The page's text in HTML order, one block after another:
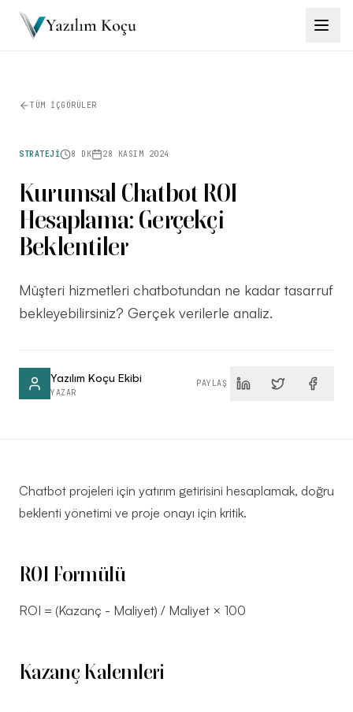
Araçlar→
İçgörüler→
→
KOÇU ·
TÜM İÇGÖRÜLER
STRATEJI 8 DK 28 KASIM 2024
Kurumsal Chatbot ROI
Hesaplama: Gerçekçi
Beklentiler
Müşteri hizmetleri chatbotundan ne kadar tasarruf
bekleyebilirsiniz? Gerçek verilerle analiz.
Yazılım Koçu Ekibi
YAZAR
PAYLAŞ
Chatbot projeleri için yatırım getirisini hesaplamak, doğru
beklenti yönetimi ve proje onayı için kritik.
ROI Formülü
ROI = (Kazanç - Maliyet) / Maliyet × 100
Kazanç Kalemleri